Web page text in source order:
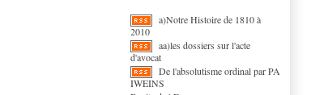
a)Notre Histoire de 1810 à
2010
aa)les dossiers sur l'acte
d'avocat
De l'absolutisme ordinal par PA
IWEINS